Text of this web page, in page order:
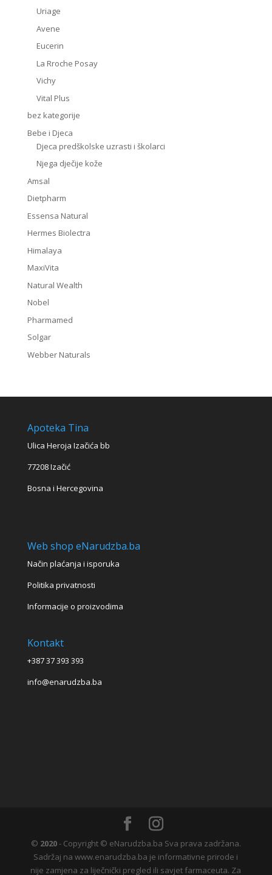
Uriage
Avene
Eucerin
La Rroche Posay
Vichy
Vital Plus
bez kategorije
Bebe i Djeca
Djeca predškolske uzrasti i školarci
Njega dječije kože
Amsal
Dietpharm
Essensa Natural
Hermes Biolectra
Himalaya
MaxiVita
Natural Wealth
Nobel
Pharmamed
Solgar
Webber Naturals
Apoteka Tina
Ulica Heroja Izačića bb
77208 Izačić
Bosna i Hercegovina
Web shop eNarudzba.ba
Način plaćanja i isporuka
Politika privatnosti
Informacije o proizvodima
Kontakt
+387 37 393 393
info@enarudzba.ba
© 2020- Copyright © eNarudzba.ba Sva prava zadržana.
Sadržaj na www.enarudzba.ba je informativne prirode i
nije zamjena za liječnički pregled ili savjet farmaceuta. Za